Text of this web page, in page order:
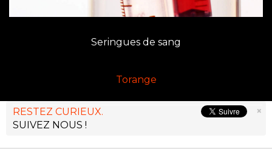
Seringues de sang
Torange
×
RESTEZ CURIEUX.
SUIVEZ NOUS !